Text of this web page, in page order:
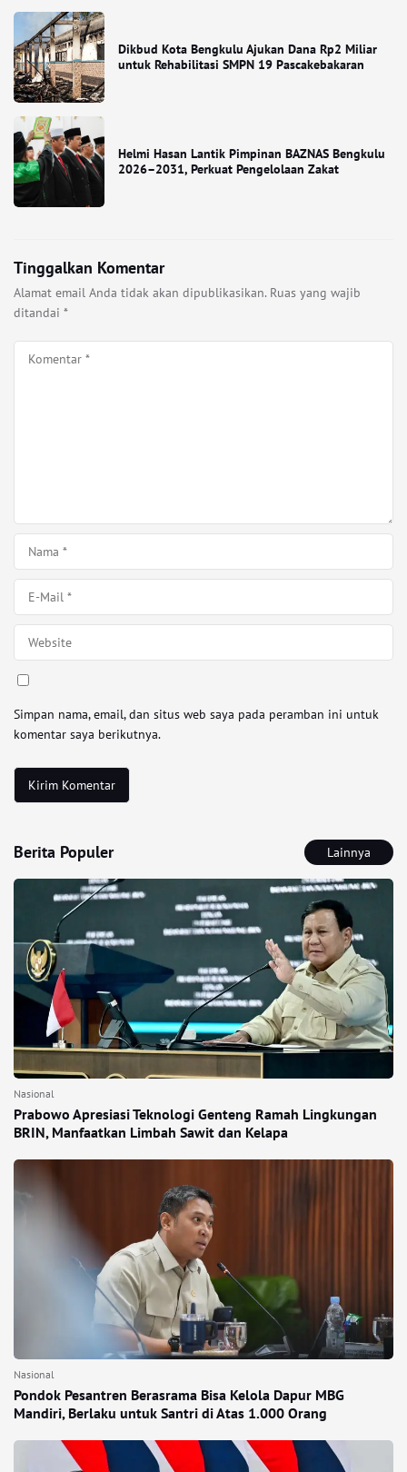
Dikbud Kota Bengkulu Ajukan Dana Rp2 Miliar
untuk Rehabilitasi SMPN 19 Pascakebakaran
Helmi Hasan Lantik Pimpinan BAZNAS Bengkulu
2026–2031, Perkuat Pengelolaan Zakat
Tinggalkan Komentar
Alamat email Anda tidak akan dipublikasikan. Ruas yang wajib
ditandai *
Simpan nama, email, dan situs web saya pada peramban ini untuk
komentar saya berikutnya.
Berita Populer Lainnya
Nasional
Prabowo Apresiasi Teknologi Genteng Ramah Lingkungan
BRIN, Manfaatkan Limbah Sawit dan Kelapa
Nasional
Pondok Pesantren Berasrama Bisa Kelola Dapur MBG
Mandiri, Berlaku untuk Santri di Atas 1.000 Orang